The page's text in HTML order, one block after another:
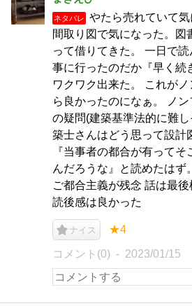
ネタバレ
やたら売れていて
間取り図で気になった。図
って借りてきた。 一日で
事に行ったのだか『早く続
ワクワク出来た。 これが
ら良かったのになぁ。 ノ
の疑問(建築基準法的に難
築士さんはどう思って設計
『当事者の都合が有って
んだろうな』と読めたはず
ご都合主義が残念 話は最
読後感は良かった
ナイス ★4
コメント(0) 2023/01/15